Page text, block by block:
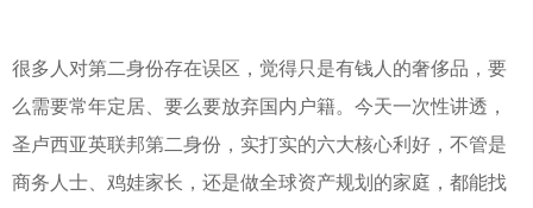
很多人对第二身份存在误区，觉得只是有钱人的奢侈品，要
么需要常年定居、要么要放弃国内户籍。今天一次性讲透，
圣卢西亚英联邦第二身份，实打实的六大核心利好，不管是
商务人士、鸡娃家长，还是做全球资产规划的家庭，都能找